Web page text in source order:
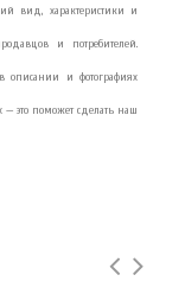
вид, характеристики и
и потребителей.
описании и фотографиях
это поможет сделать наш